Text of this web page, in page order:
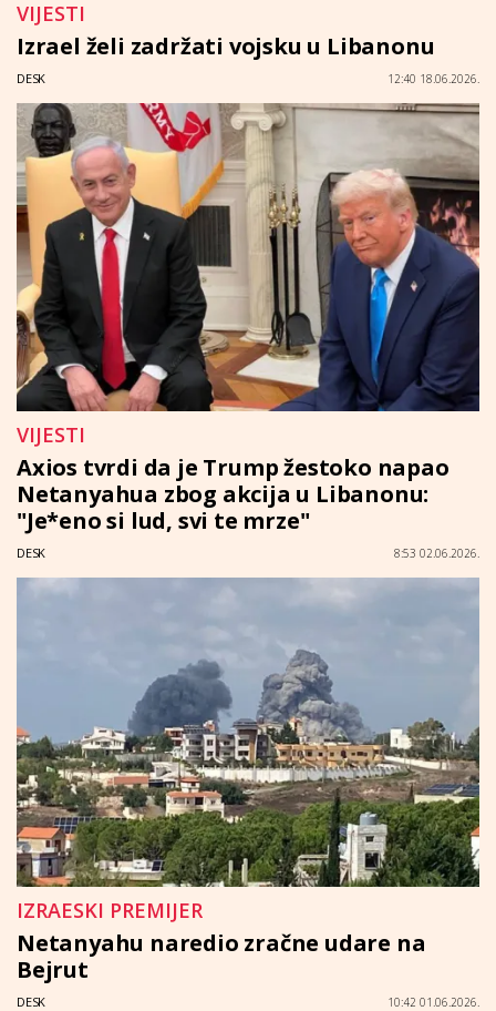
VIJESTI
Izrael želi zadržati vojsku u Libanonu
DESK 12:40 18.06.2026.
VIJESTI
Axios tvrdi da je Trump žestoko napao
Netanyahua zbog akcija u Libanonu:
"Je*eno si lud, svi te mrze"
DESK 8:53 02.06.2026.
IZRAESKI PREMIJER
Netanyahu naredio zračne udare na
Bejrut
DESK 10:42 01.06.2026.